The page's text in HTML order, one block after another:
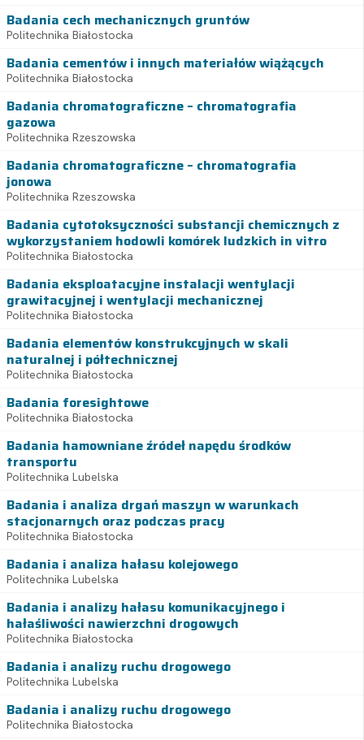
Badania cech mechanicznych gruntów
Politechnika Białostocka
Badania cementów i innych materiałów wiążących
Politechnika Białostocka
Badania chromatograficzne – chromatografia
gazowa
Politechnika Rzeszowska
Badania chromatograficzne – chromatografia
jonowa
Politechnika Rzeszowska
Badania cytotoksyczności substancji chemicznych z
wykorzystaniem hodowli komórek ludzkich in vitro
Politechnika Białostocka
Badania eksploatacyjne instalacji wentylacji
grawitacyjnej i wentylacji mechanicznej
Politechnika Białostocka
Badania elementów konstrukcyjnych w skali
naturalnej i półtechnicznej
Politechnika Białostocka
Badania foresightowe
Politechnika Białostocka
Badania hamowniane źródeł napędu środków
transportu
Politechnika Lubelska
Badania i analiza drgań maszyn w warunkach
stacjonarnych oraz podczas pracy
Politechnika Białostocka
Badania i analiza hałasu kolejowego
Politechnika Lubelska
Badania i analizy hałasu komunikacyjnego i
hałaśliwości nawierzchni drogowych
Politechnika Białostocka
Badania i analizy ruchu drogowego
Politechnika Lubelska
Badania i analizy ruchu drogowego
Politechnika Białostocka